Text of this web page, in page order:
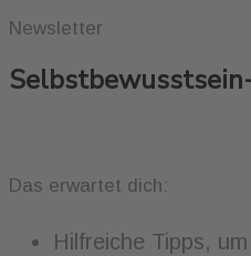
Newsletter
Das erwartet dich:
Hilfreiche Tipps,